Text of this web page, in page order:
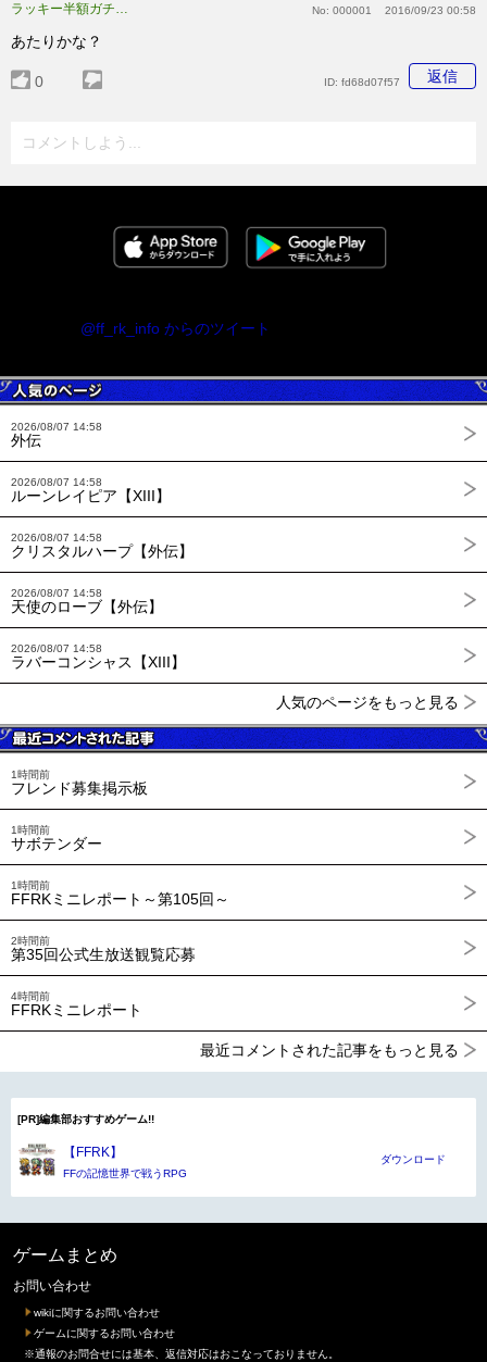
ラッキー半額ガチャで今当たった！ No: 000001 2016/09/23 00:58
あたりかな？
0 返信
ID: fd68d07f57
コメントしよう...
@ff_rk_info からのツイート
2026/08/07 14:58
外伝
2026/08/07 14:58
ルーンレイピア【XIII】
2026/08/07 14:58
クリスタルハープ【外伝】
2026/08/07 14:58
天使のローブ【外伝】
2026/08/07 14:58
ラバーコンシャス【XIII】
人気のページをもっと見る
1時間前
フレンド募集掲示板
1時間前
サボテンダー
1時間前
FFRKミニレポート～第105回～
2時間前
第35回公式生放送観覧応募
4時間前
FFRKミニレポート
最近コメントされた記事をもっと見る
[PR]編集部おすすめゲーム!!
【FFRK】
FFの記憶世界で戦うRPG
ダウンロード
ゲームまとめ
お問い合わせ
wikiに関するお問い合わせ
ゲームに関するお問い合わせ
※通報のお問合せには基本、返信対応はおこなっておりません。